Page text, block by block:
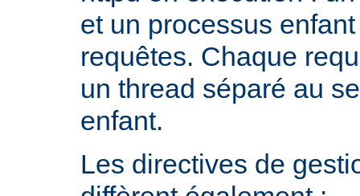
et un processus
requêtes. Chaque
un thread séparé au
enfant.
Les directives de